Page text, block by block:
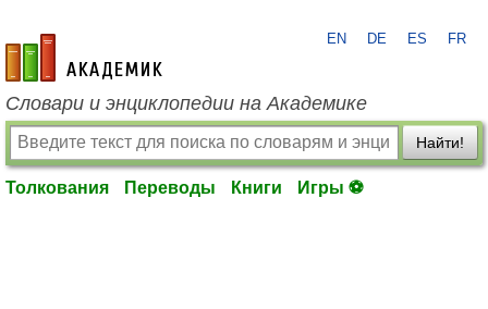
academic.ru
EN DE ES FR
Словари и энциклопедии на Академике
Найти!
Толкования Переводы Книги Игры ⚽